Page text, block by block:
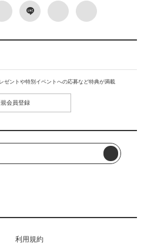
ゼントや特別イベントへの応募など特典が満載
会員登録
利用規約